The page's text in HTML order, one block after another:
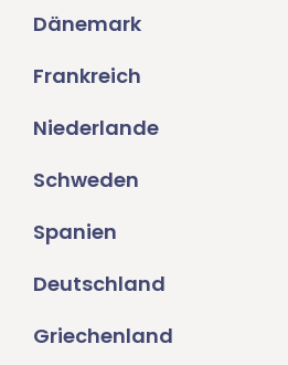
Dänemark
Frankreich
Niederlande
Schweden
Spanien
Deutschland
Griechenland